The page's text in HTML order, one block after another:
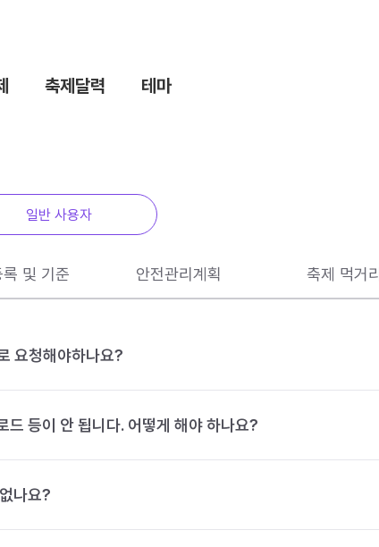
축제달력 테마
일반 사용자
및 기준 안전관리계획 축제 먹거리
요청해야하나요?
드 등이 안 됩니다. 어떻게 해야 하나요?
나요?